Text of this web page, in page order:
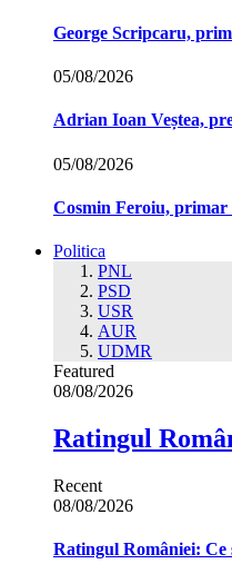
George Scripcaru,
05/08/2026
Adrian Ioan Veștea,
05/08/2026
Cosmin Feroiu,
Politica
PNL
PSD
USR
AUR
UDMR
Featured
08/08/2026
Ratingul
Recent
08/08/2026
Ratingul României: Ce